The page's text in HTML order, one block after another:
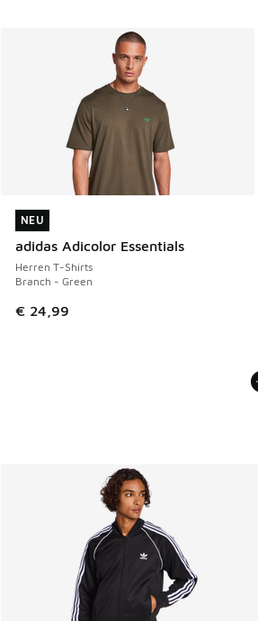
NEU
adidas Adicolor Essentials
Herren T-Shirts
Branch - Green
€ 24,99
NEU